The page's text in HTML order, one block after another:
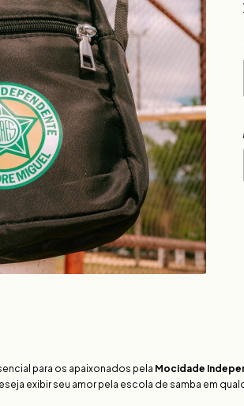
para os apaixonados pela Mocidade
exibir seu amor pela escola de samba em